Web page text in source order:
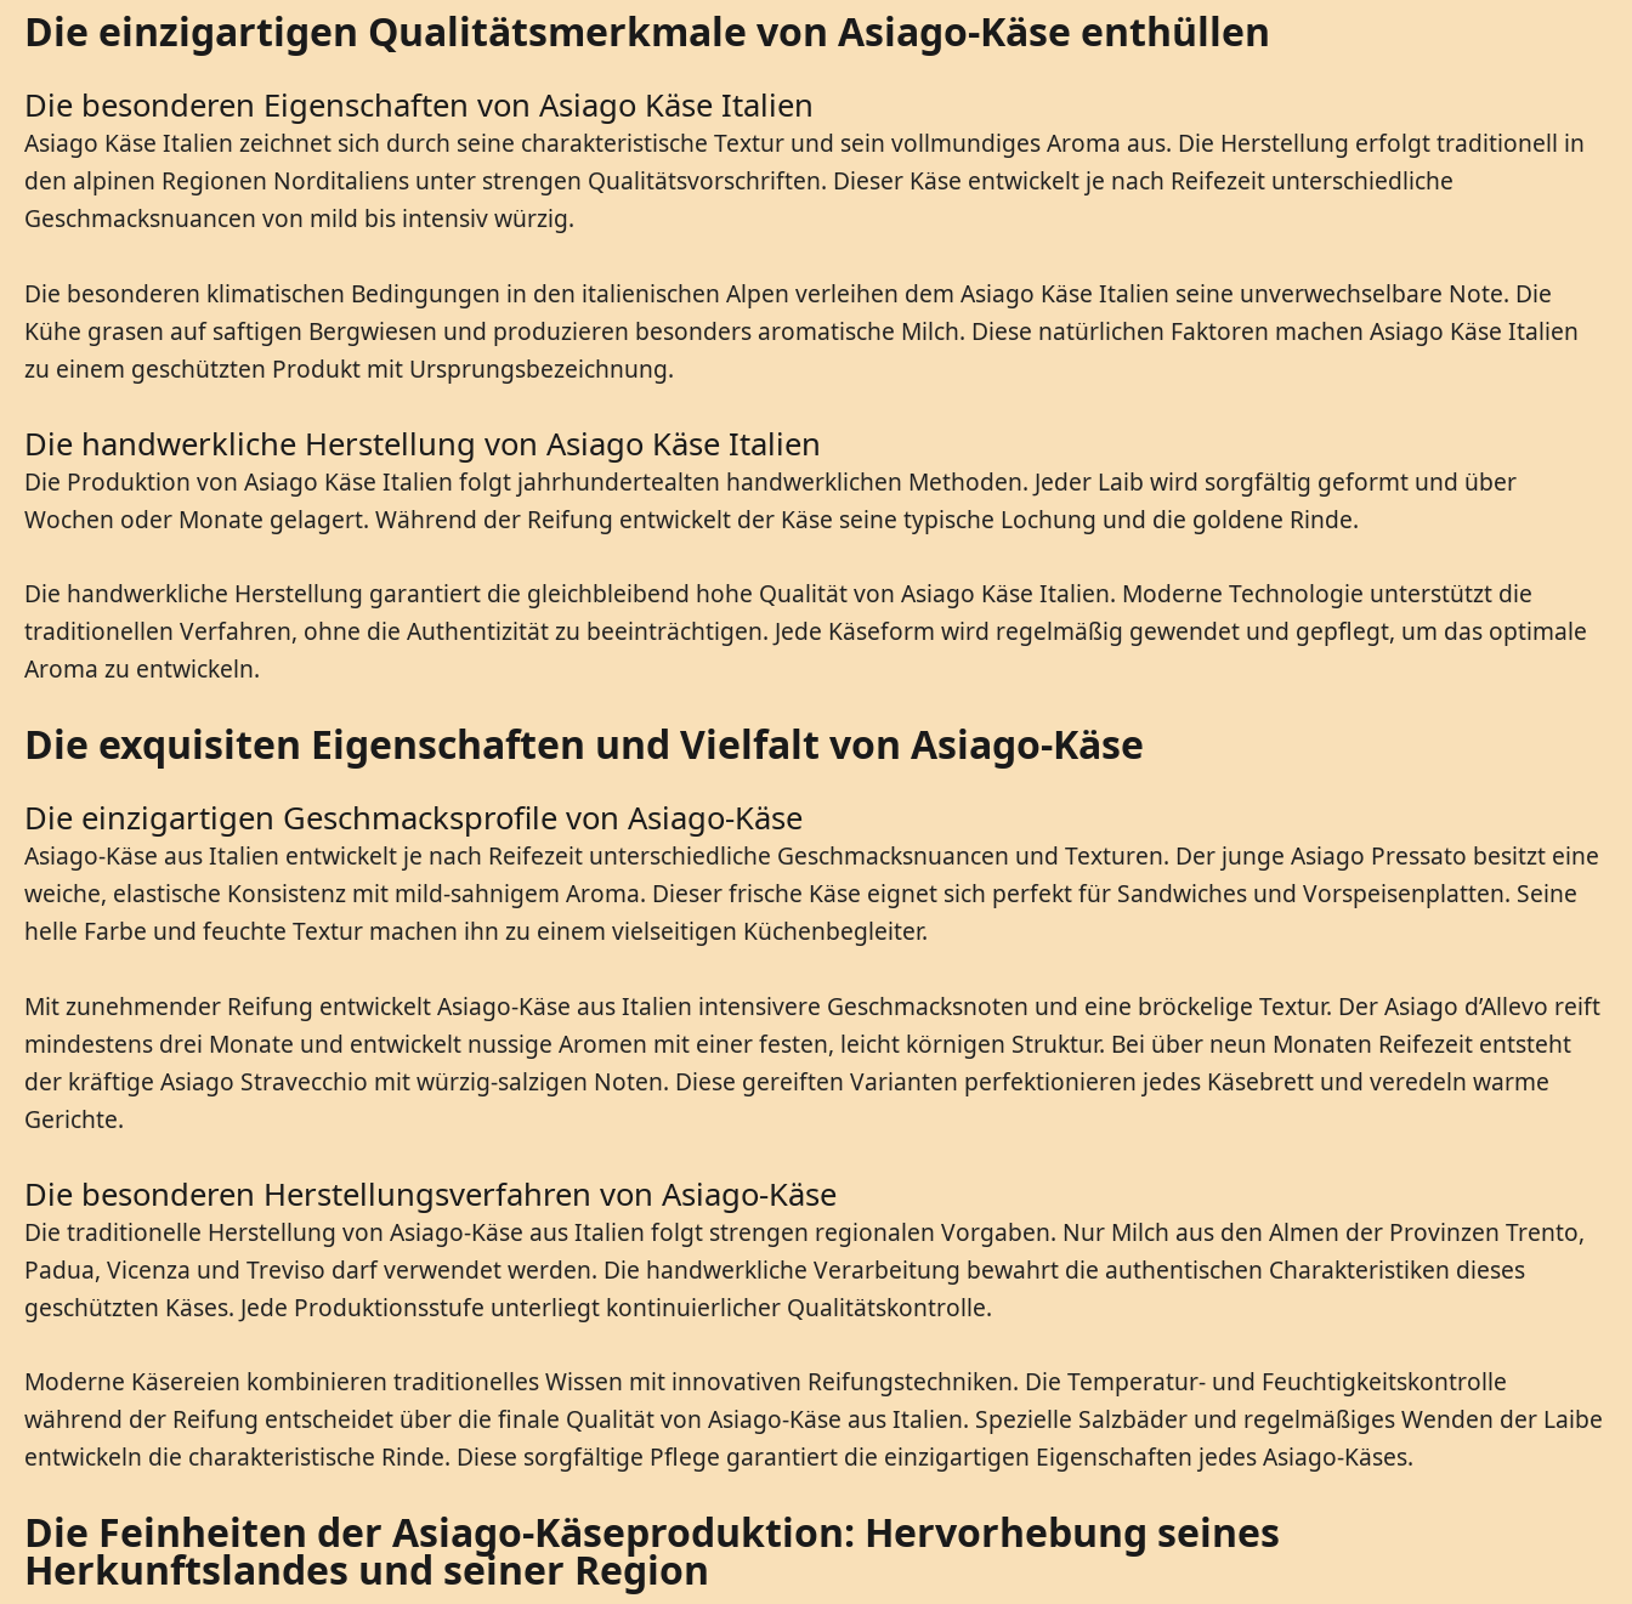
Die einzigartigen Qualitätsmerkmale von Asiago-Käse enthüllen
Die besonderen Eigenschaften von Asiago Käse Italien
Asiago Käse Italien zeichnet sich durch seine charakteristische Textur und sein vollmundiges Aroma aus. Die Herstellung erfolgt traditionell in
den alpinen Regionen Norditaliens unter strengen Qualitätsvorschriften. Dieser Käse entwickelt je nach Reifezeit unterschiedliche
Geschmacksnuancen von mild bis intensiv würzig.
Die besonderen klimatischen Bedingungen in den italienischen Alpen verleihen dem Asiago Käse Italien seine unverwechselbare Note. Die
Kühe grasen auf saftigen Bergwiesen und produzieren besonders aromatische Milch. Diese natürlichen Faktoren machen Asiago Käse Italien
zu einem geschützten Produkt mit Ursprungsbezeichnung.
Die handwerkliche Herstellung von Asiago Käse Italien
Die Produktion von Asiago Käse Italien folgt jahrhundertealten handwerklichen Methoden. Jeder Laib wird sorgfältig geformt und über
Wochen oder Monate gelagert. Während der Reifung entwickelt der Käse seine typische Lochung und die goldene Rinde.
Die handwerkliche Herstellung garantiert die gleichbleibend hohe Qualität von Asiago Käse Italien. Moderne Technologie unterstützt die
traditionellen Verfahren, ohne die Authentizität zu beeinträchtigen. Jede Käseform wird regelmäßig gewendet und gepflegt, um das optimale
Aroma zu entwickeln.
Die exquisiten Eigenschaften und Vielfalt von Asiago-Käse
Die einzigartigen Geschmacksprofile von Asiago-Käse
Asiago-Käse aus Italien entwickelt je nach Reifezeit unterschiedliche Geschmacksnuancen und Texturen. Der junge Asiago Pressato besitzt eine
weiche, elastische Konsistenz mit mild-sahnigem Aroma. Dieser frische Käse eignet sich perfekt für Sandwiches und Vorspeisenplatten. Seine
helle Farbe und feuchte Textur machen ihn zu einem vielseitigen Küchenbegleiter.
Mit zunehmender Reifung entwickelt Asiago-Käse aus Italien intensivere Geschmacksnoten und eine bröckelige Textur. Der Asiago d’Allevo reift
mindestens drei Monate und entwickelt nussige Aromen mit einer festen, leicht körnigen Struktur. Bei über neun Monaten Reifezeit entsteht
der kräftige Asiago Stravecchio mit würzig-salzigen Noten. Diese gereiften Varianten perfektionieren jedes Käsebrett und veredeln warme
Gerichte.
Die besonderen Herstellungsverfahren von Asiago-Käse
Die traditionelle Herstellung von Asiago-Käse aus Italien folgt strengen regionalen Vorgaben. Nur Milch aus den Almen der Provinzen Trento,
Padua, Vicenza und Treviso darf verwendet werden. Die handwerkliche Verarbeitung bewahrt die authentischen Charakteristiken dieses
geschützten Käses. Jede Produktionsstufe unterliegt kontinuierlicher Qualitätskontrolle.
Moderne Käsereien kombinieren traditionelles Wissen mit innovativen Reifungstechniken. Die Temperatur- und Feuchtigkeitskontrolle
während der Reifung entscheidet über die finale Qualität von Asiago-Käse aus Italien. Spezielle Salzbäder und regelmäßiges Wenden der Laibe
entwickeln die charakteristische Rinde. Diese sorgfältige Pflege garantiert die einzigartigen Eigenschaften jedes Asiago-Käses.
Die Feinheiten der Asiago-Käseproduktion: Hervorhebung seines
Herkunftslandes und seiner Region